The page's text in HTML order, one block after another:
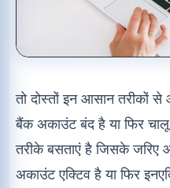
तो दोस्तों इन आसान तरीकों
बैंक अकाउंट बंद है या फिर
तरीके बसताएं है जिसके
अकाउंट एक्टिव है या फिर